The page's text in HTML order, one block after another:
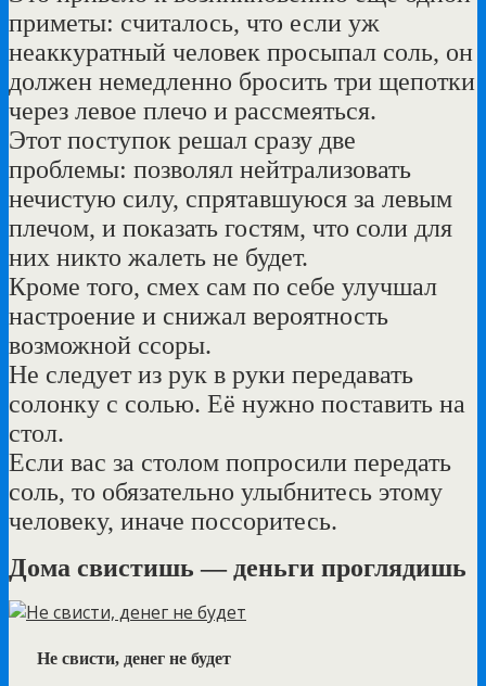
приметы: считалось, что если уж
неаккуратный человек просыпал соль, он
должен немедленно бросить три щепотки
через левое плечо и рассмеяться.
Этот поступок решал сразу две
проблемы: позволял нейтрализовать
нечистую силу, спрятавшуюся за левым
плечом, и показать гостям, что соли для
них никто жалеть не будет.
Кроме того, смех сам по себе улучшал
настроение и снижал вероятность
возможной ссоры.
Не следует из рук в руки передавать
солонку с солью. Её нужно поставить на
стол.
Если вас за столом попросили передать
соль, то обязательно улыбнитесь этому
человеку, иначе поссоритесь.
Дома свистишь — деньги проглядишь
Не свисти, денег не будет